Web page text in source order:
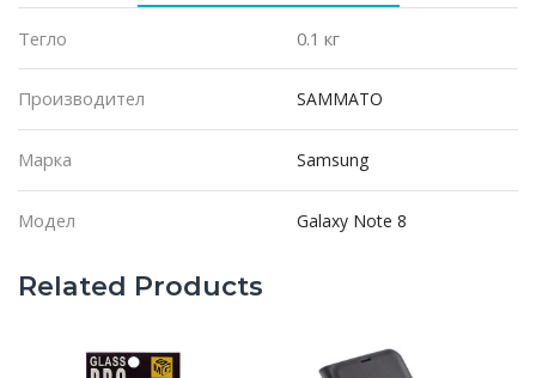
Тегло 0.1 кг
Производител SAMMATO
Марка Samsung
Модел Galaxy Note 8
Related Products